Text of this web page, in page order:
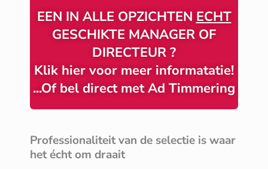
EEN IN ALLE OPZICHTEN ECHT
GESCHIKTE MANAGER OF
DIRECTEUR ?
Klik hier voor meer informatatie!
...Of bel direct met Ad Timmering
Professionaliteit van de selectie is waar
het écht om draait